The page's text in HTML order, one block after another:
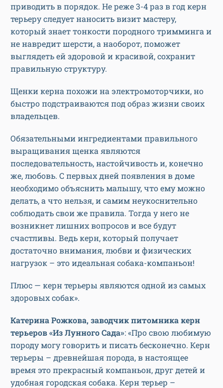
приводить в порядок. Не реже 3-4 раз в год керн
терьеру следует наносить визит мастеру,
который знает тонкости породного тримминга и
не навредит шерсти, а наоборот, поможет
выглядеть ей здоровой и красивой, сохранит
правильную структуру.
Щенки керна похожи на электромоторчики, но
быстро подстраиваются под образ жизни своих
владельцев.
Обязательными ингредиентами правильного
выращивания щенка являются
последовательность, настойчивость и, конечно
же, любовь. С первых дней появления в доме
необходимо объяснить малышу, что ему можно
делать, а что нельзя, и самим неукоснительно
соблюдать свои же правила. Тогда у него не
возникнет лишних вопросов и все будут
счастливы. Ведь керн, который получает
достаточно внимания, любви и физических
нагрузок – это идеальная собака-компаньон!
Плюс — керн терьеры являются одной из самых
здоровых собак».
Катерина Рожкова, заводчик питомника керн
терьеров «Из Лунного Сада»: «Про свою любимую
породу могу говорить и писать бесконечно. Керн
терьеры – древнейшая порода, в настоящее
время это прекрасный компаньон, друг детей и
удобная городская собака. Керн терьер –